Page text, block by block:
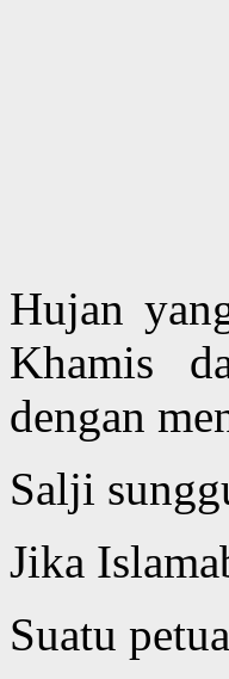
Hujan
Khamis
dengan
Salji
Jika
Suatu